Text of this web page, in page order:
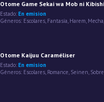
Otome Game Sekai wa Mob ni
Estado: En emision
Géneros: Escolares, Fantasía, Harem, Mecha
Otome Kaijuu Caraméliser
Estado: En emision
Géneros: Escolares, Romance, Seinen,